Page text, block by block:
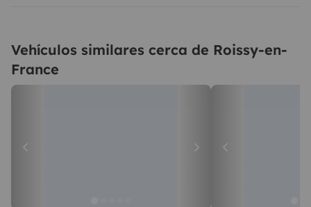
Vehículos similares cerca de Roissy-en-
France